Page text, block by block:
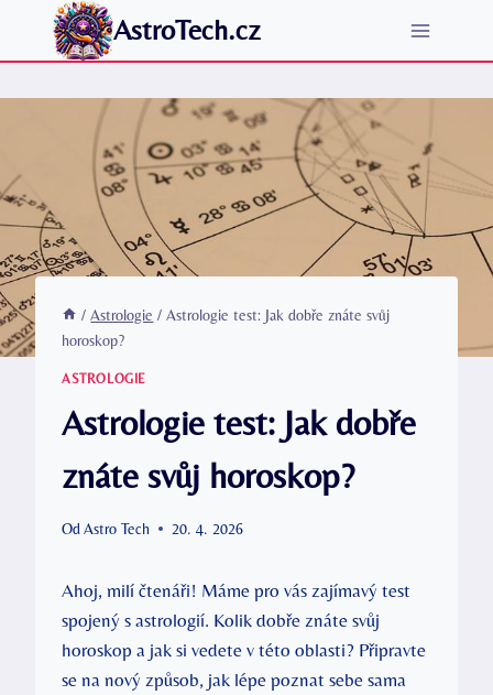
Přeskočit
AstroTech.cz
/ Astrologie / Astrologie test: Jak dobře znáte svůj
horoskop?
ASTROLOGIE
Astrologie test: Jak dobře
znáte svůj horoskop?
Od Astro Tech 20. 4. 2026
Ahoj, milí čtenáři! Máme pro vás zajímavý test
spojený s astrologií. Kolik dobře znáte svůj
horoskop a jak si vedete v této oblasti? Připravte
se na ​nový ​způsob, jak lépe poznat sebe‍ sama